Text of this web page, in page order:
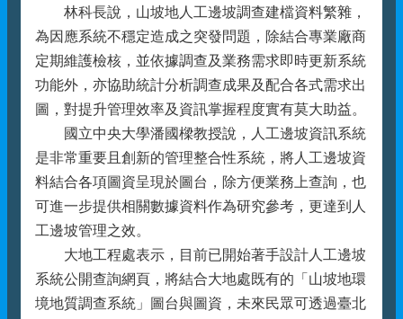
林科長說，山坡地人工邊坡調查建檔資料繁雜，
為因應系統不穩定造成之突發問題，除結合專業廠商
定期維護檢核，並依據調查及業務需求即時更新系統
功能外，亦協助統計分析調查成果及配合各式需求出
圖，對提升管理效率及資訊掌握程度實有莫大助益。
國立中央大學潘國樑教授說，人工邊坡資訊系統
是非常重要且創新的管理整合性系統，將人工邊坡資
料結合各項圖資呈現於圖台，除方便業務上查詢，也
可進一步提供相關數據資料作為研究參考，更達到人
工邊坡管理之效。
大地工程處表示，目前已開始著手設計人工邊坡
系統公開查詢網頁，將結合大地處既有的「山坡地環
境地質調查系統」圖台與圖資，未來民眾可透過臺北